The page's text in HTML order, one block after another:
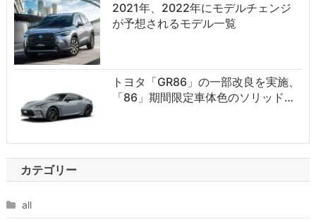
2021年、2022年にモデルチェンジ
が予想されるモデル一覧
トヨタ「GR86」の一部改良を実施、
「86」期間限定車体色のソリッド…
カテゴリー
all